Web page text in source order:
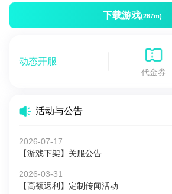
下载游戏(267m)
动态开服
代金券
活动与公告
2026-07-17
【游戏下架】关服公告
2026-03-31
【高额返利】定制传闻活动